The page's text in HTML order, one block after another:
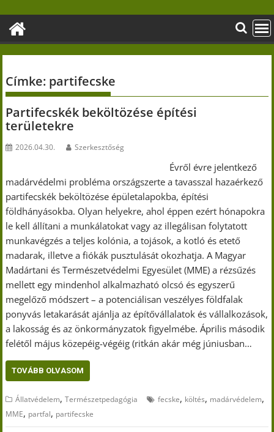
content
Címke: partifecske
Partifecskék beköltözése építési
területekre
2026.04.30. Szerkesztőség
Évről évre jelentkező
madárvédelmi probléma országszerte a tavasszal hazaérkező
partifecskék beköltözése épületalapokba, építési
földhányásokba. Olyan helyekre, ahol éppen ezért hónapokra
le kell állítani a munkálatokat vagy az illegálisan folytatott
munkavégzés a teljes kolónia, a tojások, a kotló és etető
madarak, illetve a fiókák pusztulását okozhatja. A Magyar
Madártani és Természetvédelmi Egyesület (MME) a rézsűzés
mellett egy mindenhol alkalmazható olcsó és egyszerű
megelőző módszert – a potenciálisan veszélyes földfalak
ponyvás letakarását ajánlja az építővállalatok és vállalkozások,
a lakosság és az önkormányzatok figyelmébe. Április második
felétől május közepéig-végéig (ritkán akár még júniusban…
TOVÁBB OLVASOM
Állatvédelem,Természetpedagógia fecske, költés, madárvédelem,
MME, partfal, partifecske